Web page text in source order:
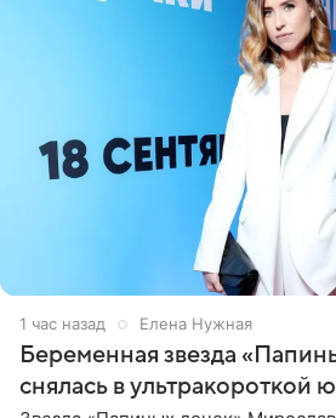
1 час назад Елена Нужная
Беременная звезда
снялась в ультракороткой